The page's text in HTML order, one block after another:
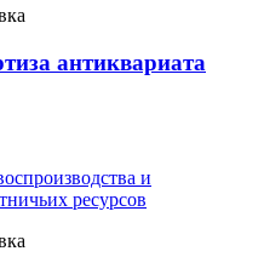
антиквариата